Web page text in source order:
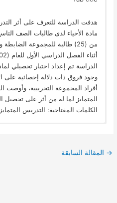
هدفت الدراسة للتعرف على أثر
مادة الأحياء لدى طالبات الصف
الدراسة تم إعداد اختبار تحصيلي
وجود فروق ذات دلالة إحصائية على
أفراد المجموعة التجريبية، وأوصت
المتمايز لما له من أثر على تحصيل
الكلمات المفتاحية: التدريس
→ المقالة السابقة